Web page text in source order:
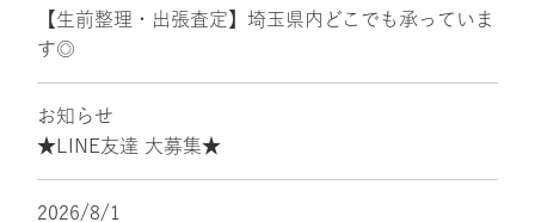
【生前整理・出張査定】埼玉県内どこでも承っていま
す◎
お知らせ
★LINE友達 大募集★
2026/8/1